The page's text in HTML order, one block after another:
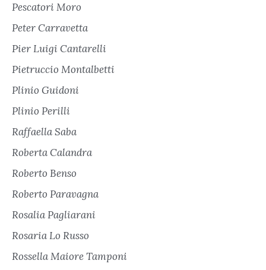
Pescatori Moro
Peter Carravetta
Pier Luigi Cantarelli
Pietruccio Montalbetti
Plinio Guidoni
Plinio Perilli
Raffaella Saba
Roberta Calandra
Roberto Benso
Roberto Paravagna
Rosalia Pagliarani
Rosaria Lo Russo
Rossella Maiore Tamponi